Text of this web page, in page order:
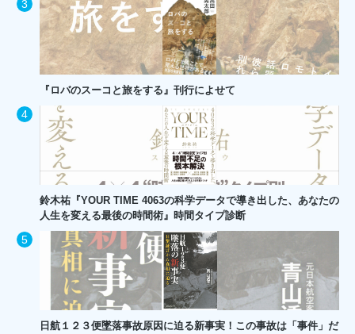
『ロバのスーコと旅をする』刊行によせて
鈴木祐『YOUR TIME 4063の科学データで導き出した、あなたの
人生を変える最後の時間術』時間タイプ診断
日航１２３便墜落事故原因に迫る新事実！この事故は「事件」だ